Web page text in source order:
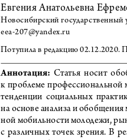
Евгения Анатольевна
Новосибирский государственный
eea-207@yandex.ru
Потупила в редакцию 02.12.2020.
Аннотация: Статья  носит
к проблеме
тенденции  социальных
на основе анализа и
ной мобильности молодежи,
с  различных  точек  зрения.  В